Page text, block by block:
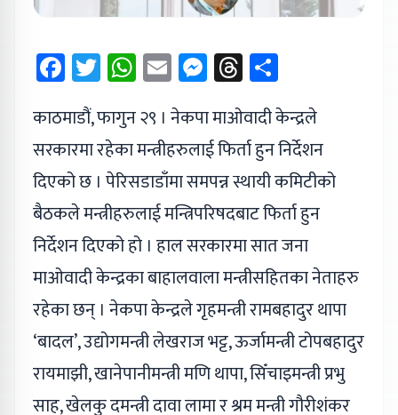
Facebook
Twitter
WhatsApp
EmailMessenger
Threads
काठमाडौं, फागुन २९ । नेकपा माओवादी केन्द्रले
सरकारमा रहेका मन्त्रीहरुलाई फिर्ता हुन निर्देशन
दिएको छ । पेरिसडाडाँमा समपन्न स्थायी कमिटीको
बैठकले मन्त्रीहरुलाई मन्त्रिपरिषदबाट फिर्ता हुन
निर्देशन दिएको हो । हाल सरकारमा सात जना
माओवादी केन्द्रका बाहालवाला मन्त्रीसहितका नेताहरु
रहेका छन् । नेकपा केन्द्रले गृहमन्त्री रामबहादुर थापा
‘बादल’, उद्योगमन्त्री लेखराज भट्ट, ऊर्जामन्त्री टोपबहादुर
रायमाझी, खानेपानीमन्त्री मणि थापा, सिँचाइमन्त्री प्रभु
साह, खेलकु दमन्त्री दावा लामा र श्रम मन्त्री गौरीशंकर